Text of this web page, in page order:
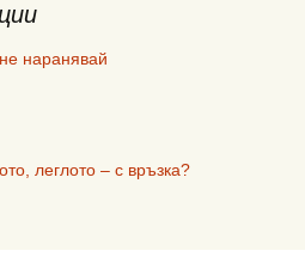
наранявай
леглото – с връзка?